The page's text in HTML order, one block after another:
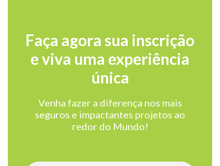
Faça agora sua inscrição
e viva uma experiência
única
Venha fazer a diferença nos mais
seguros e impactantes projetos ao
redor do Mundo!